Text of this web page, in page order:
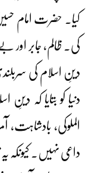
کیا۔ حضرت امام
کی۔ ظالم، جابر اور
دینِ اسلام کی
دنیا کو بتایا کہ
الملوکی،
داعی نہیں۔ کیونکہ